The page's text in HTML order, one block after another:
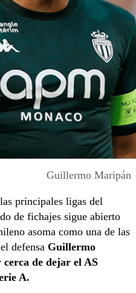
Guillermo Maripán
principales ligas del
de fichajes sigue abierto
asoma como una de las
defensa Guillermo
de dejar el AS
A.